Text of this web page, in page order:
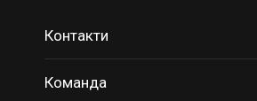
Контакти
Команда